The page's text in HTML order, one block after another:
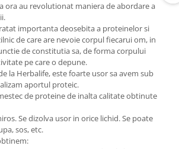
ora au revolutionat maniera de abordare a
importanta deosebita a proteinelor si
de care are nevoie corpul fiecarui om, in
de constitutia sa, de forma corpului
pe care o depune.
la Herbalife, este foarte usor sa avem sub
aportul proteic.
de proteine de inalta calitate obtinute
Se dizolva usor in orice lichid. Se poate
sos, etc.